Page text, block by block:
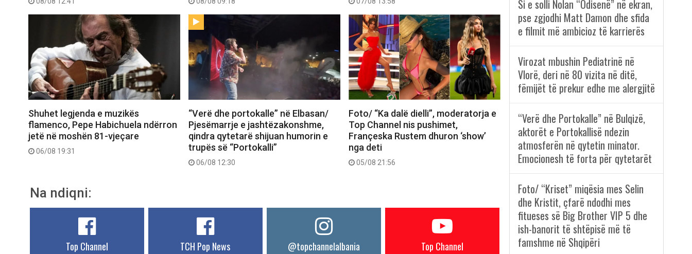
Shuhet legjenda e muzikës
flamenco, Pepe Habichuela ndërron
jetë në moshën 81-vjeçare
06/08 19:31
“Verë dhe portokalle” në Elbasan/
Pjesëmarrje e jashtëzakonshme,
qindra qytetarë shijuan humorin e
trupës së “Portokalli”
06/08 12:30
Foto/ “Ka dalë dielli”, moderatorja e
Top Channel nis pushimet,
Françeska Rustem dhuron ‘show’
nga deti
05/08 21:56
Na ndiqni:
Top Channel TCH Pop News @topchannelalbania Top Channel
Si e solli Nolan “Odisenë” në ekran,
pse zgjodhi Matt Damon dhe sfida
e filmit më ambicioz të karrierës
Virozat mbushin Pediatrinë në
Vlorë, deri në 80 vizita në ditë,
fëmijët të prekur edhe me alergjitë
“Verë dhe Portokalle” në Bulqizë,
aktorët e Portokallisë ndezin
atmosferën në qytetin minator.
Emocionesh të forta për qytetarët
Foto/ “Kriset” miqësia mes Selin
dhe Kristit, çfarë ndodhi mes
fitueses së Big Brother VIP 5 dhe
ish-banorit të shtëpisë më të
famshme në Shqipëri